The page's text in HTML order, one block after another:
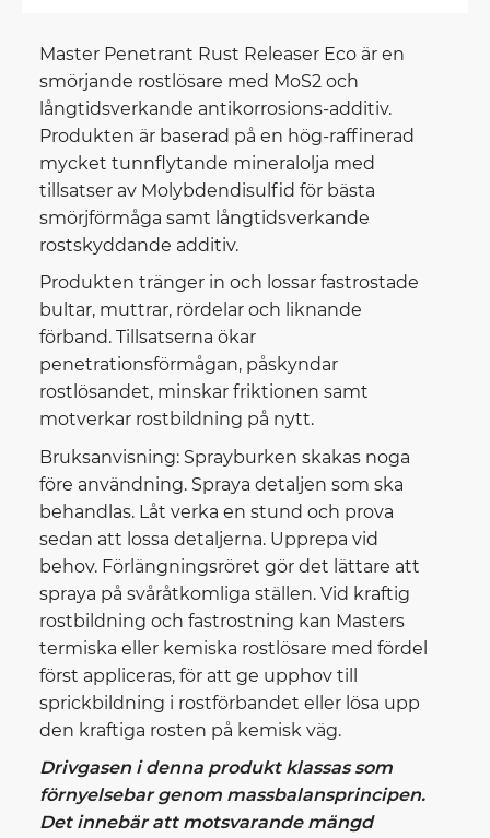
Master Penetrant Rust Releaser Eco är en
smörjande rostlösare med MoS2 och
långtidsverkande antikorrosions-additiv.
Produkten är baserad på en hög-raffinerad
mycket tunnflytande mineralolja med
tillsatser av Molybdendisulfid för bästa
smörjförmåga samt långtidsverkande
rostskyddande additiv.
Produkten tränger in och lossar fastrostade
bultar, muttrar, rördelar och liknande
förband. Tillsatserna ökar
penetrationsförmågan, påskyndar
rostlösandet, minskar friktionen samt
motverkar rostbildning på nytt.
Bruksanvisning: Sprayburken skakas noga
före användning. Spraya detaljen som ska
behandlas. Låt verka en stund och prova
sedan att lossa detaljerna. Upprepa vid
behov. Förlängningsröret gör det lättare att
spraya på svåråtkomliga ställen. Vid kraftig
rostbildning och fastrostning kan Masters
termiska eller kemiska rostlösare med fördel
först appliceras, för att ge upphov till
sprickbildning i rostförbandet eller lösa upp
den kraftiga rosten på kemisk väg.
Drivgasen i denna produkt klassas som
förnyelsebar genom massbalansprincipen.
Det innebär att motsvarande mängd